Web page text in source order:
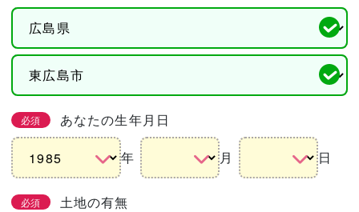
必須 あなたの生年月日
年 月 日
必須 土地の有無